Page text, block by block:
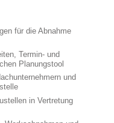
für die Abnahme
Termin- und
Planungstool
und
in Vertretung